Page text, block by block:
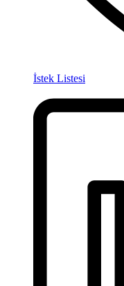
İstek Listesi